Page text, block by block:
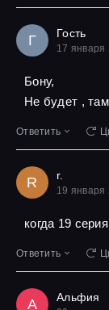
Г Гость
17 января
Бону,
Не будет ,
Ответить
R r.
19 января
когда 19
Ответить
А Альфия